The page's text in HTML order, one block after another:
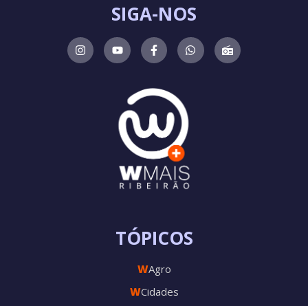
TÓPICOS
WAgro
WCidades
SIGA-NOS